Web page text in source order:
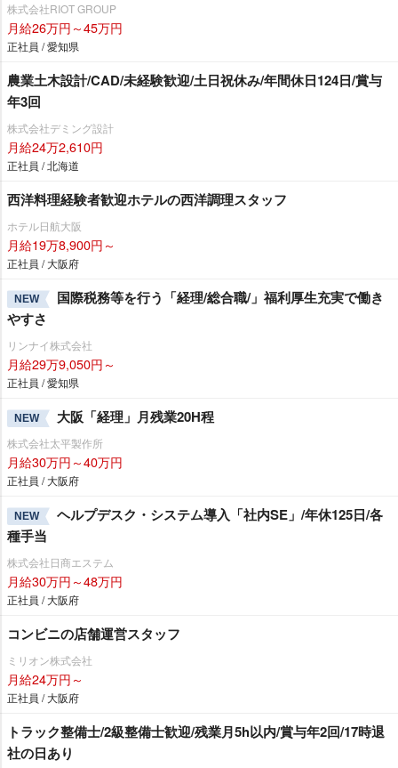
株式会社RIOT GROUP
月給26万円～45万円
正社員 / 愛知県
農業土木設計/CAD/未経験歓迎/土日祝休み/年間休日124日/賞与
年3回
株式会社デミング設計
月給24万2,610円
正社員 / 北海道
西洋料理経験者歓迎ホテルの西洋調理スタッフ
ホテル日航大阪
月給19万8,900円～
正社員 / 大阪府
NEW
国際税務等を行う「経理/総合職/」福利厚生充実で働き
すさ
リンナイ株式会社
月給29万9,050円～
正社員 / 愛知県
NEW 大阪「経理」月残業20H程
株式会社太平製作所
月給30万円～40万円
正社員 / 大阪府
NEW
ヘルプデスク・システム導入「社内SE」/年休125日/各
種手当
株式会社日商エステム
月給30万円～48万円
正社員 / 大阪府
コンビニの店舗運営スタッフ
ミリオン株式会社
月給24万円～
正社員 / 大阪府
トラック整備士/2級整備士歓迎/残業月5h以内/賞与年2回/17時退
社の日あり